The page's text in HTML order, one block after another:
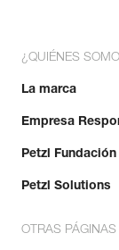
¿QUIÉNES
La marca
Empresa
Petzl Fundación
Petzl Solutions
OTRAS